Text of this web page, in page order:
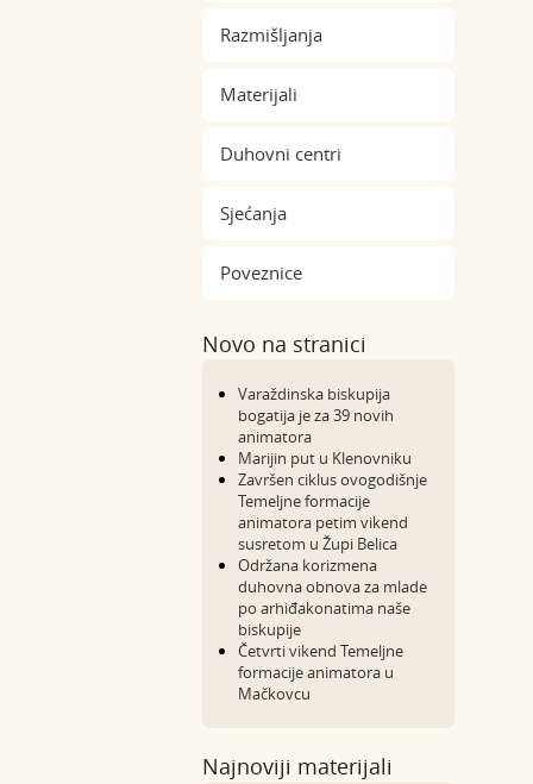
Razmišljanja
Materijali
Duhovni centri
Sjećanja
Poveznice
Novo na stranici
Varaždinska biskupija
bogatija je za 39 novih
animatora
Marijin put u Klenovniku
Završen ciklus ovogodišnje
Temeljne formacije
animatora petim vikend
susretom u Župi Belica
Održana korizmena
duhovna obnova za mlade
po arhiđakonatima naše
biskupije
Četvrti vikend Temeljne
formacije animatora u
Mačkovcu
Najnoviji materijali